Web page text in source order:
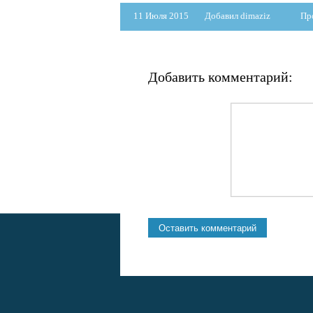
11 Июля 2015 Добавил dimaziz
Добавить комментарий: